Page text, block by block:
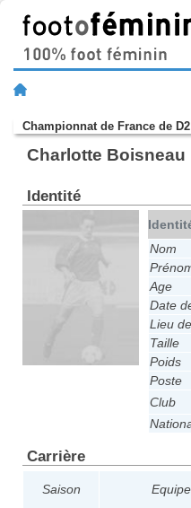
Championnat de France de
Charlotte Boisneau
Identité
Nom
Age
Date
Lieu
Taille
Poids
Poste
Club
Carrière
Saison Equipe